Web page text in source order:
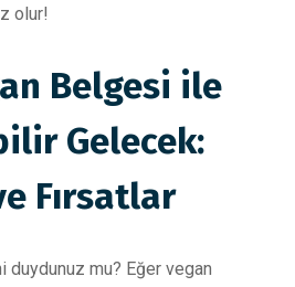
olur!
Belgesi ile
Gelecek:
Fırsatlar
duydunuz mu? Eğer vegan